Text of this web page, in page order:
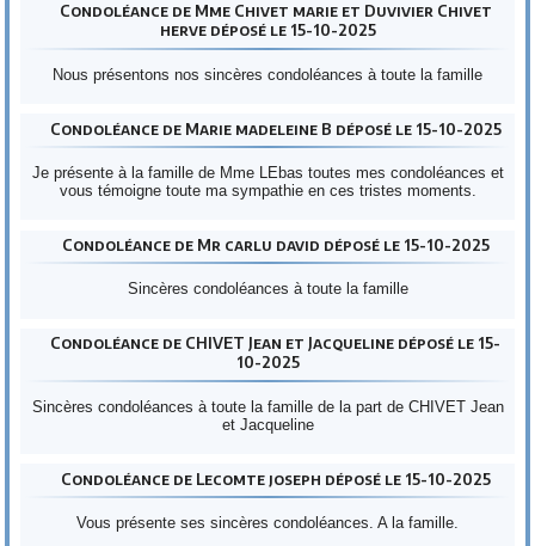
Condoléance de Mme Chivet marie et Duvivier Chivet
herve déposé le 15-10-2025
Nous présentons nos sincères condoléances à toute la famille
Condoléance de Marie madeleine B déposé le 15-10-2025
Je présente à la famille de Mme LEbas toutes mes condoléances et
vous témoigne toute ma sympathie en ces tristes moments.
Condoléance de Mr carlu david déposé le 15-10-2025
Sincères condoléances à toute la famille
Condoléance de CHIVET Jean et Jacqueline déposé le 15-
10-2025
Sincères condoléances à toute la famille de la part de CHIVET Jean
et Jacqueline
Condoléance de Lecomte joseph déposé le 15-10-2025
Vous présente ses sincères condoléances. A la famille.